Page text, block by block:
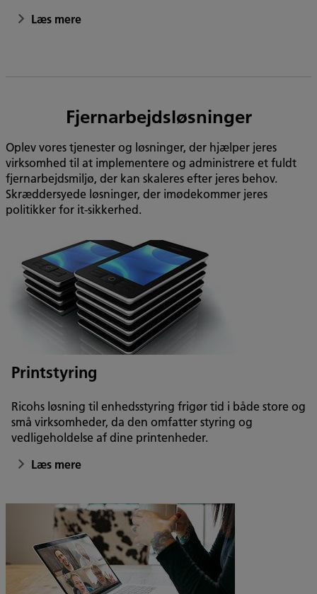
Læs mere
Fjernarbejdsløsninger
Oplev vores tjenester og løsninger, der hjælper jeres
virksomhed til at implementere og administrere et fuldt
fjernarbejdsmiljø, der kan skaleres efter jeres behov.
Skræddersyede løsninger, der imødekommer jeres
politikker for it-sikkerhed.
Printstyring
Ricohs løsning til enhedsstyring frigør tid i både store og
små virksomheder, da den omfatter styring og
vedligeholdelse af dine printenheder.
Læs mere